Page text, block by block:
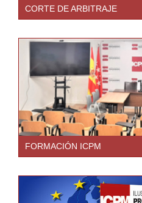
CORTE DE ARBITRAJE
FORMACIÓN ICPM